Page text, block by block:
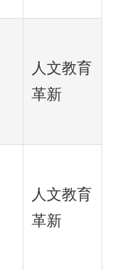
人文教育
革新
人文教育
革新